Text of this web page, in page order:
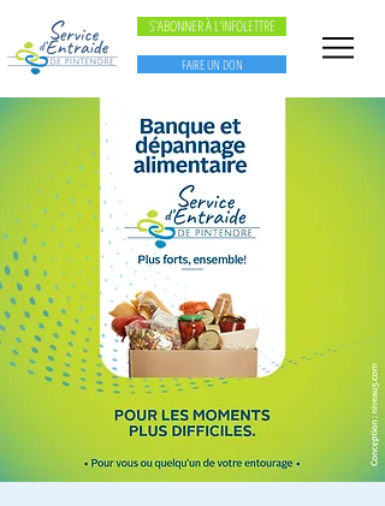
S'ABONNER À L'INFOLETTRE
FAIRE UN DON